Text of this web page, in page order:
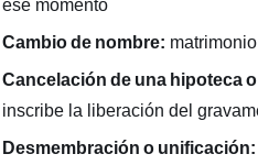
Cambio de nombre:
Cancelación de una hipoteca
inscribe la liberación del
Desmembración o unificación: